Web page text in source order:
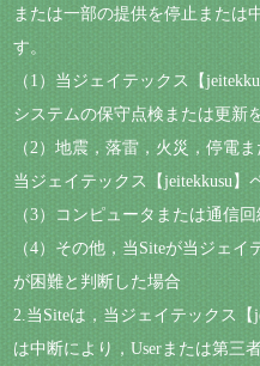
または一部の提供を停止または
す。
（1）当ジェイテックス【
システムの保守点検または更新
（2）地震，落雷，火災，停電
当ジェイテックス【jeitekkusu
（3）コンピュータまたは通信
（4）その他，当Siteが当ジェ
が困難と判断した場合
2.当Siteは，当ジェイテックス
は中断により，Userまたは第三